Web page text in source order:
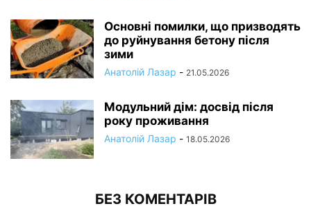
Основні помилки, що призводять
до руйнування бетону після
зими
Анатолій Лазар - 21.05.2026
Модульний дім: досвід після
року проживання
Анатолій Лазар - 18.05.2026
БЕЗ КОМЕНТАРІВ